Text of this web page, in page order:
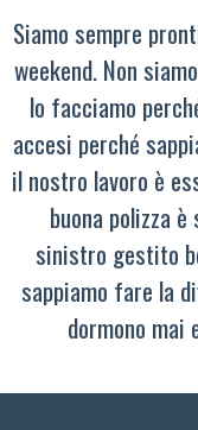
Siamo sempre
weekend. Non
lo facciamo
accesi perché
il nostro lavoro è
buona polizza
sinistro gestito
sappiamo fare la
dormono mai